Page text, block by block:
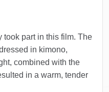
took part in this film. The
in kimono,
combined with the
in a warm, tender